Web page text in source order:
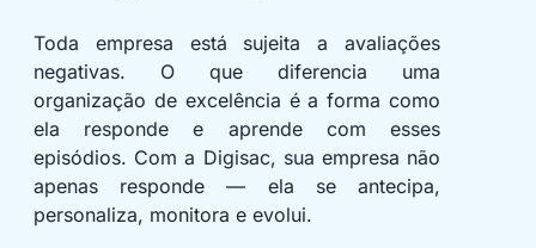
Toda empresa está sujeita a avaliações
negativas. O que diferencia uma
organização de excelência é a forma como
ela responde e aprende com esses
episódios. Com a Digisac, sua empresa não
apenas responde — ela se antecipa,
personaliza, monitora e evolui.